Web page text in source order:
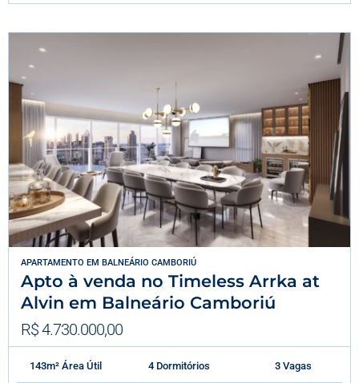
APARTAMENTO EM BALNEÁRIO CAMBORIÚ
Apto à venda no Timeless Arrka at
Alvin em Balneário Camboriú
R$ 4.730.000,00
143m² Área Útil 4 Dormitórios 3 Vagas